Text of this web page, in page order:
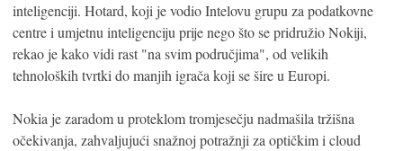
inteligenciji. Hotard, koji je vodio Intelovu grupu za podatkovne
centre i umjetnu inteligenciju prije nego što se pridružio Nokiji,
rekao je kako vidi rast "na svim područjima", od velikih
tehnoloških tvrtki do manjih igrača koji se šire u Europi.
Nokia je zaradom u proteklom tromjesečju nadmašila tržišna
očekivanja, zahvaljujući snažnoj potražnji za optičkim i cloud